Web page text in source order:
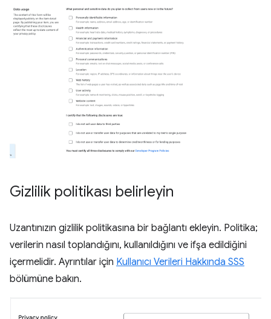
Gizlilik politikası belirleyin
Uzantınızın gizlilik politikasına bir bağlantı ekleyin. Politika;
verilerin nasıl toplandığını, kullanıldığını ve ifşa edildiğini
içermelidir. Ayrıntılar için Kullanıcı Verileri Hakkında SSS
bölümüne bakın.